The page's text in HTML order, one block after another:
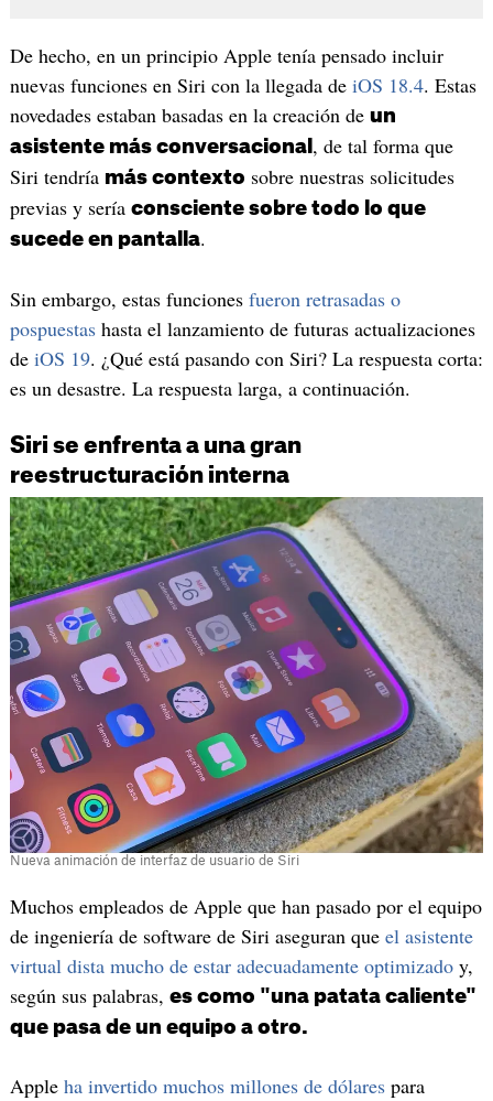
De hecho, en un principio Apple tenía pensado incluir
nuevas funciones en Siri con la llegada de iOS 18.4. Estas
novedades estaban basadas en la creación de un
asistente más conversacional , de tal forma que
Siri tendría más contexto sobre nuestras solicitudes
previas y sería consciente sobre todo lo que
sucede en pantalla.
Sin embargo, estas funciones fueron retrasadas o
pospuestashasta el lanzamiento de futuras actualizaciones
de iOS 19. ¿Qué está pasando con Siri? La respuesta corta:
es un desastre. La respuesta larga, a continuación.
Siri se enfrenta a una gran
reestructuración interna
Nueva animación de interfaz de usuario de Siri
Muchos empleados de Apple que han pasado por el equipo
de ingeniería de software de Siri aseguran que el asistente
virtual dista mucho de estar adecuadamente optimizadoy,
según sus palabras, es como "una patata caliente"
que pasa de un equipo a otro.
Apple ha invertido muchos millones de dólarespara